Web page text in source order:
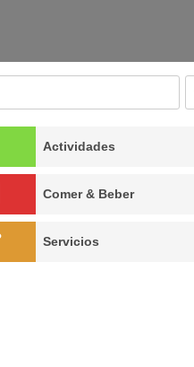
Actividades
Comer & Beber
Servicios